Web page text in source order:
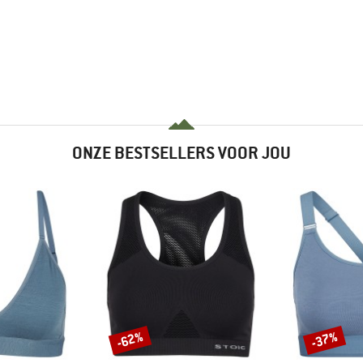
ONZE BESTSELLERS VOOR JOU
Korting
-62% Korting
-37%